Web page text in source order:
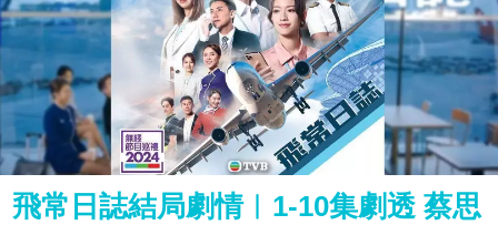
飛常日誌結局劇情︱1-10集劇透 蔡思